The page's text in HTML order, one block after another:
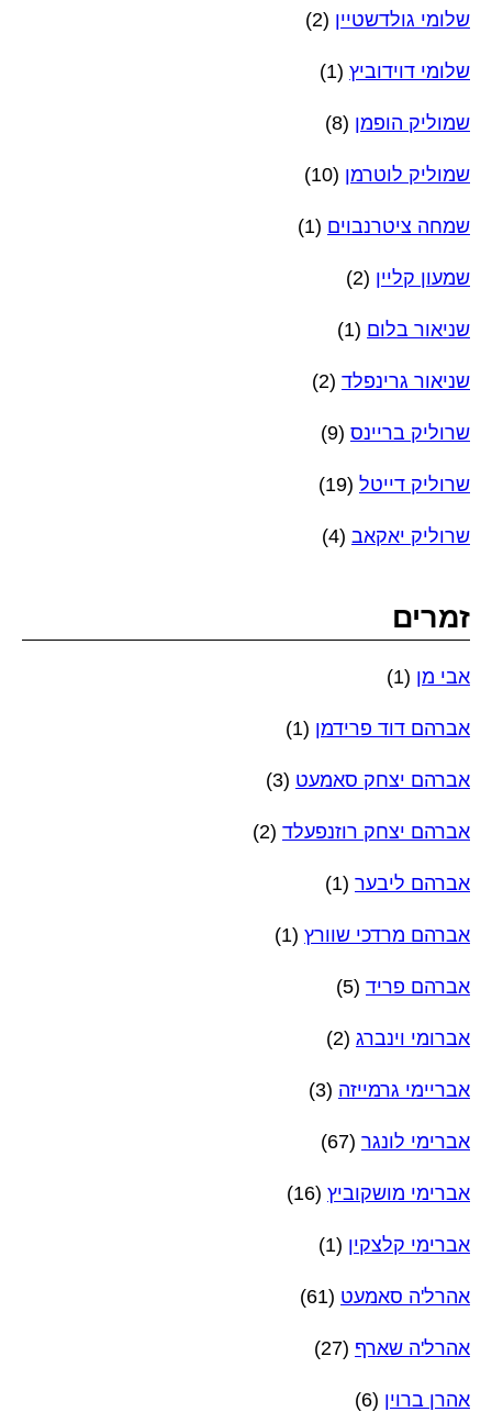
שלומי גולדשטיין (2)
שלומי דוידוביץ (1)
שמוליק הופמן (8)
שמוליק לוטרמן (10)
שמחה ציטרנבוים (1)
שמעון קליין (2)
שניאור בלום (1)
שניאור גרינפלד (2)
שרוליק בריינס (9)
שרוליק דייטל (19)
שרוליק יאקאב (4)
זמרים
אבי מן (1)
אברהם דוד פרידמן (1)
אברהם יצחק סאמעט (3)
אברהם יצחק רוזנפעלד (2)
אברהם ליבער (1)
אברהם מרדכי שוורץ (1)
אברהם פריד (5)
אברומי וינברג (2)
אבריימי גרמייזה (3)
אברימי לונגר (67)
אברימי מושקוביץ (16)
אברימי קלצקין (1)
אהרל'ה סאמעט (61)
אהרל'ה שארף (27)
אהרן ברוין (6)